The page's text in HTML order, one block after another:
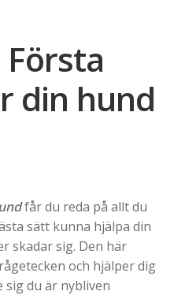
din hund
39,00.
får du reda på allt du
sätt kunna hjälpa din
skadar sig. Den här
och hjälper dig
du är nybliven